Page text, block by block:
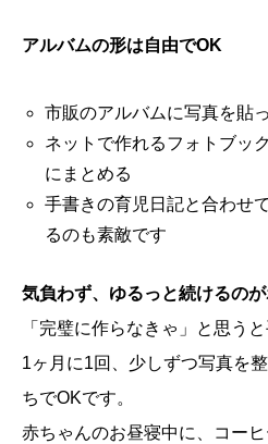
アルバムの形は自由でOK
市販のアルバムに写真を貼
ネットで作れるフォトブッ
にまとめる
手書きの育児日記と合わせ
るのも素敵です
気負わず、ゆるっと続けるのが
「完璧に作らなきゃ」と思う
1ヶ月に1回、少しずつ写真を
ちでOKです。
赤ちゃんのお昼寝中に、コー